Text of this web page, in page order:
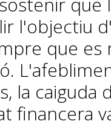
l'objectiu
que
la caiguda
financera